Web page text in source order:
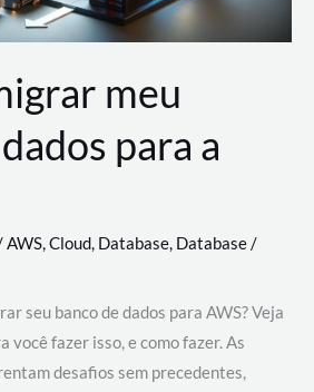
meu
para a
AWS,Cloud, Database, Database/
seu banco de dados para AWS? Veja
você fazer isso, e como fazer. As
desafios sem precedentes,